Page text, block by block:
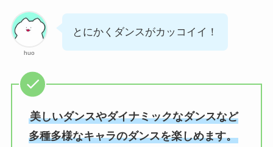
huo
とにかくダンスがカッコイイ！
美しいダンスやダイナミックなダンスなど
多種多様なキャラのダンスを楽しめます。